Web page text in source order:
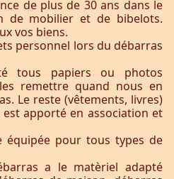
de plus de 30 ans dans le
de mobilier et de bibelots.
vos biens.
personnel lors du débarras
tous papiers ou photos
remettre quand nous en
Le reste (vêtements, livres)
apporté en association et
équipée pour tous types de
a le matèriel adapté